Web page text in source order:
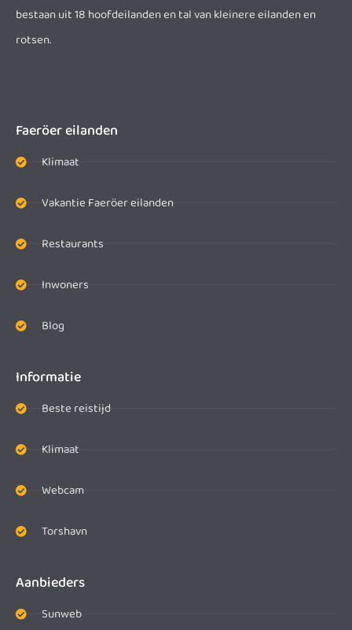
bestaan uit 18 hoofdeilanden en tal van kleinere eilanden en
rotsen.
Faeröer eilanden
Klimaat
Vakantie Faeröer eilanden
Restaurants
Inwoners
Blog
Informatie
Beste reistijd
Klimaat
Webcam
Torshavn
Aanbieders
Sunweb